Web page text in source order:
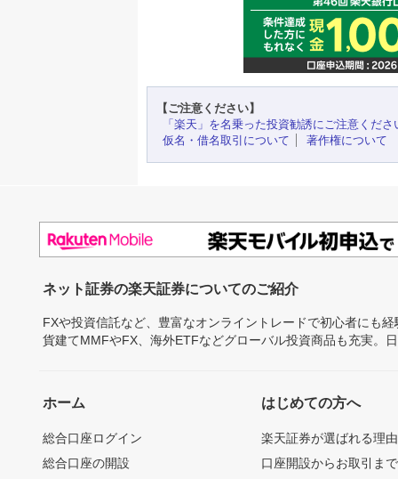
【ご注意ください】
「楽天」を名乗った投資勧誘にご注意くださ
仮名・借名取引について
著作権について
ネット証券の楽天証券についてのご紹介
FXや投資信託など、豊富なオンライントレードで初心者にも
貨建てMMFやFX、海外ETFなどグローバル投資商品も充実。
ホーム
総合口座ログイン
総合口座の開設
はじめての方へ
楽天証券が選ばれる理由
口座開設からお取引ま